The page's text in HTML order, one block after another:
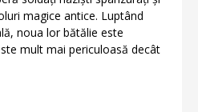
magice antice. Luptând
noua lor bătălie este
mult mai periculoasă decât